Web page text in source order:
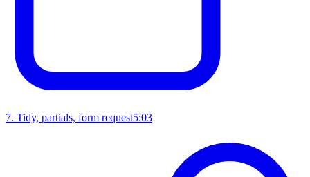
7. Tidy, partials, form request5:03